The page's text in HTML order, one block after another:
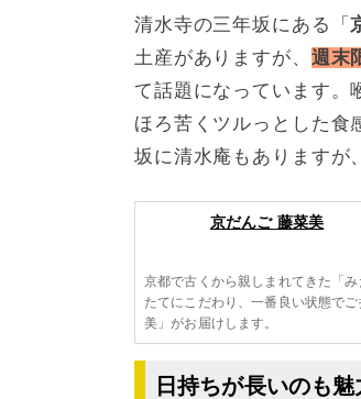
清水寺の三年坂にある「
土産がありますが、 週末
て話題になっています。
ほろ苦くツルっとした食
坂に清水庵もありますが
京だんご 藤菜美
京都で古くから親しまれてきた「
たてにこだわり、一番良い状態で
美」がお届けします。
日持ちが長いのも魅